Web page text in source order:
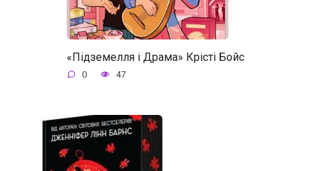
«Підземелля і Драма» Крісті Бойс
0 47